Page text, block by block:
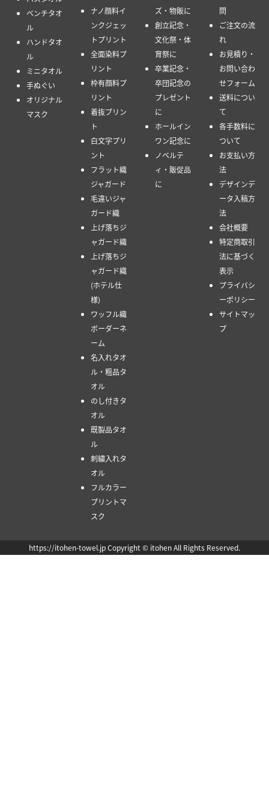
ベンチタオ
ル
ハンドタオ
ル
ミニタオル
手ぬぐい
オリジナル
マスク
ナノ顔料イ
ンクジェッ
トプリント
全面染料プ
リント
枠有顔料プ
リント
着抜プリン
ト
白文字プリ
ント
フラット織
ジャガード
毛違いジャ
ガード織
上げ落ちジ
ャガード織
上げ落ちジ
ャガード織
(ホテル仕
様)
ワッフル織
ボーダーネ
ーム
名入れタオ
ル・粗品タ
オル
のし付きタ
オル
既製品タオ
ル
刺繍入れタ
オル
フルカラー
プリントマ
スク
ズ・物販に
創立記念・
文化祭・体
育祭に
卒業記念・
卒団記念の
プレゼント
に
ホールイン
ワン記念に
ノベルテ
ィ・販促品
に
問
ご注文の流
れ
お見積り・
お問い合わ
せフォーム
送料につい
て
各手数料に
ついて
お支払い方
法
デザインデ
ータ入稿方
法
会社概要
特定商取引
法に基づく
表示
プライバシ
ーポリシー
サイトマッ
プ
https://itohen-towel.jp Copyright © itohen All Rights Reserved.